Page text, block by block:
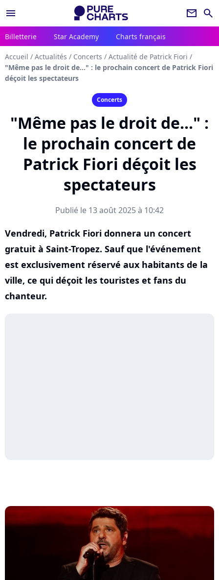
menu newsletter search
Billetterie Star Academy Charts français
Accueil / Actualités / Concerts / Actualité de Patrick Fiori /
"Même pas le droit de..." : le prochain concert de Patrick Fiori
déçoit les spectateurs
Concerts
"Même pas le droit de..." :
le prochain concert de
Patrick Fiori déçoit les
spectateurs
Publié le 13 août 2025 à 10:42
Vendredi, Patrick Fiori donnera un concert
gratuit à Saint-Tropez. Sauf que l'événement
est exclusivement réservé aux habitants de la
ville, ce qui déçoit les touristes et fans du
chanteur.